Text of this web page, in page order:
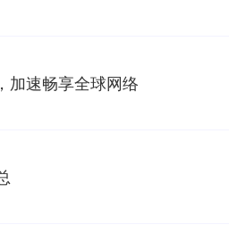
加速畅享全球网络